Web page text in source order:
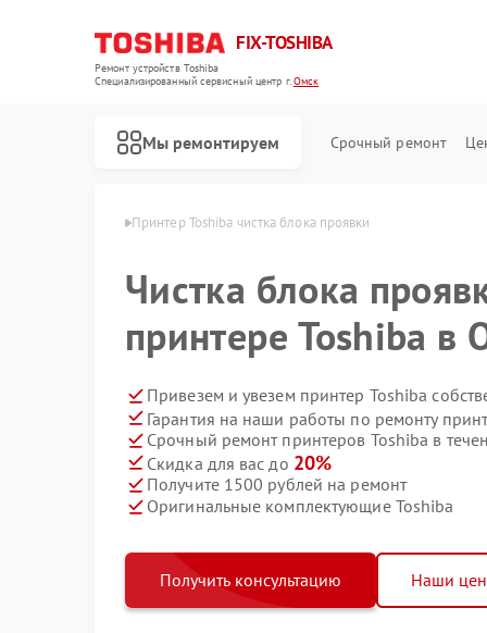
FIX-TOSHIBA
Ремонт устройств Toshiba
Специализированный cервисный центр г.Омск
Мы ремонтируем Срочный ремонт
Принтер Toshiba чистка блока проявки
Чистка блока
принтере Toshiba в
Привезем и увезем принтер Toshiba
Гарантия на наши работы по ремонту
Срочный ремонт принтеров Toshiba в
Скидка для вас до 20%
Получите 1500 рублей на ремонт
Оригинальные комплектующие Toshiba
Получить консультацию Наши